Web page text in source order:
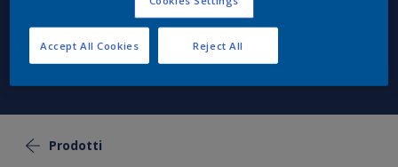
potenziare le prestazioni della gamma Dynacoat.
Prodotti
Reject All
Accept All Cookies